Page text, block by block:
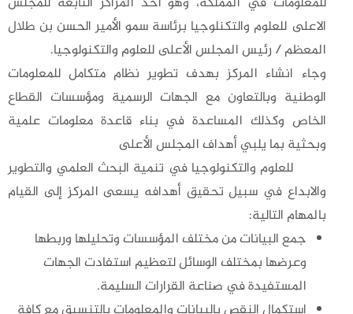
الاعلى للعلوم والتكنلوجيا برئاسة سمو الأمير الحسن بن طلال
المعظم / رئيس المجلس الأعلى للعلوم والتكنولوجيا.
وجاء انشاء المركز بهدف تطوير نظام متكامل للمعلومات
الوطنية وبالتعاون مع الجهات الرسمية ومؤسسات القطاع
الخاص وكذلك المساعدة في بناء قاعدة معلومات علمية
وبحثية بما يلبي أهداف المجلس الأعلى
للعلوم والتكنولوجيا في تنمية البحث العلمي والتطوير
والابداع في سبيل تحقيق أهدافه يسعى المركز إلى القيام
بالمهام التالية:
جمع البيانات من مختلف المؤسسات وتحليلها وربطها
وعرضها بمختلف الوسائل لتعظيم استفادت الجهات
المستفيدة في صناعة القرارات السليمة.